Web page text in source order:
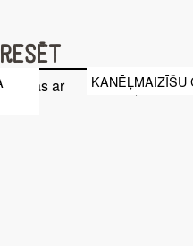
KANĒĻMAIZĪŠU